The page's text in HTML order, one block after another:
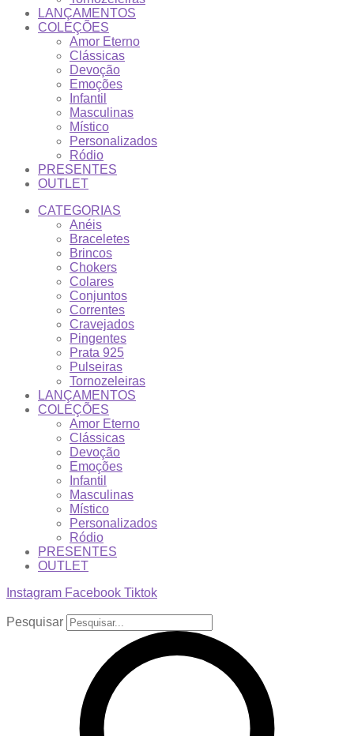
LANÇAMENTOS
COLEÇÕES
Amor Eterno
Clássicas
Devoção
Emoções
Infantil
Masculinas
Místico
Personalizados
Ródio
PRESENTES
OUTLET
CATEGORIAS
Anéis
Braceletes
Brincos
Chokers
Colares
Conjuntos
Correntes
Cravejados
Pingentes
Prata 925
Pulseiras
Tornozeleiras
LANÇAMENTOS
COLEÇÕES
Amor Eterno
Clássicas
Devoção
Emoções
Infantil
Masculinas
Místico
Personalizados
Ródio
PRESENTES
OUTLET
Instagram Facebook Tiktok
Pesquisar